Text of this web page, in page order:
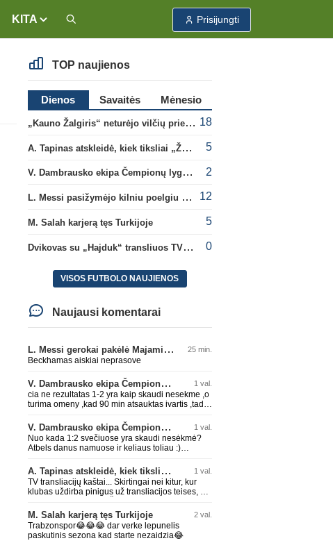
KITA Prisijungti
TOP naujienos
Dienos Savaitės
Mėnesio
„Kauno Žalgiris“ neturėjo vilčių prieš „Dinamo“ 18
A. Tapinas atskleidė, kiek tiksliai „Žalgiris“ jau uždirbo iš UEFA premijų 5
V. Dambrausko ekipa Čempionų lygos atrankoje patyrė skaudžią nesėkmę 2
L. Messi pasižymėjo kilniu poelgiu dėl kilusių gaisrų Madride 12
M. Salah karjerą tęs Turkijoje 5
Dvikovas su „Hajduk“ transliuos TV3, paskutinėje transliacijoje – nauji rekordai 0
VISOS FUTBOLO NAUJIENOS
Naujausi komentarai
L. Messi gerokai pakėlė Majamio „Inter“ komandos vertę 25 min.
Beckhamas aiskiai neprasove
V. Dambrausko ekipa Čempionų lygos atrankoje patyrė skaudžią nesėkmę 1 val.
cia ne rezultatas 1-2 yra kaip skaudi nesekme ,o
turima omeny ,kad 90 min atsauktas ivartis ,tada
V. Dambrausko ekipa Čempionų lygos atrankoje patyrė skaudžią nesėkmę 1 val.
Nuo kada 1:2 svečiuose yra skaudi nesėkmė?
Atbels danus namuose ir keliaus toliau :)
A. Tapinas atskleidė, kiek tiksliai „Žalgiris“ jau uždirbo iš UEFA premijų 1 val.
TV transliacijų kaštai... Skirtingai nei kitur, kur
klubas uždirba pinigus už transliacijos teises, ŽV
M. Salah karjerą tęs Turkijoje 2 val.
Trabzonspor😂😂😂 dar verke lepunelis
paskutinis sezona kad starte nezaidzia😂